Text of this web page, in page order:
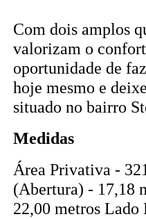
Com dois amplos
valorizam o
oportunidade de
hoje mesmo e
situado no bairro
Medidas
Área Privativa -
(Abertura) - 17,18
22,00 metros Lado